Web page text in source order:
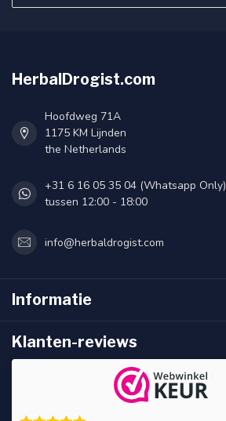
HerbalDrogist.com
Hoofdweg 71A
1175 KM Lijnden
the Netherlands
+31 6 16 05 35 04 (Whatsapp
tussen 12:00 - 18:00
info@herbaldrogist.com
Informatie
Klanten-reviews